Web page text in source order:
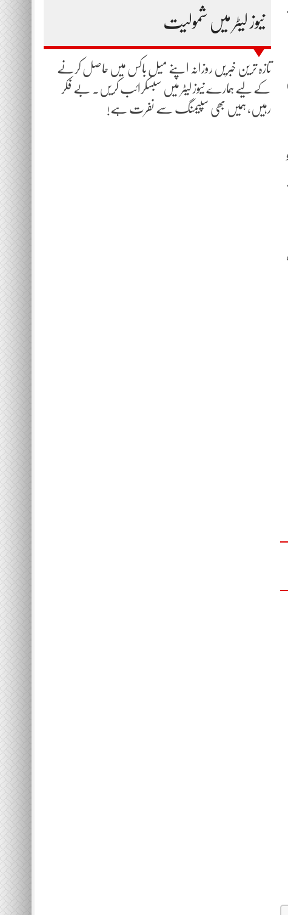
نیوز لیٹر میں شمولیت
تازہ ترین خبریں روزانہ اپنے میل باکس میں حاصل کرنے
کے لیے ہمارے نیوز لیٹر میں سبسکرائب کریں۔ بے فکر
رہیں، ہمیں بھی سپیمنگ سے نفرت ہے!